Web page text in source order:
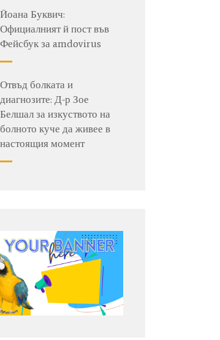
Йоана Буквич:
Официалният й пост във
Фейсбук за amdovirus
Отвъд болката и
диагнозите: Д-р Зое
Белшал за изкуството на
болното куче да живее в
настоящия момент